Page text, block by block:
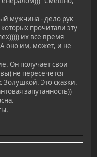
мужчина - дело рук
прочитали эту
их всё время
А оно им, может, и не
Он получает свои
не пересечется
Это сказки.
запутанность))